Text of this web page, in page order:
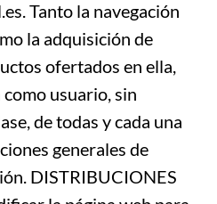
Tanto la navegación
la adquisición de
ofertados en ella,
usuario, sin
de todas y cada una
generales de
DISTRIBUCIONES